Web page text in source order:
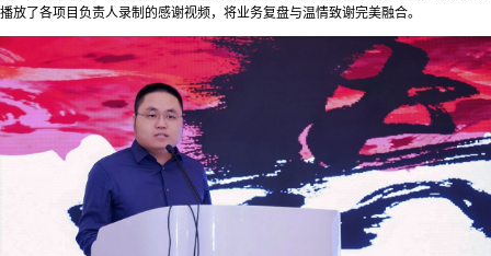
播放了各项目负责人录制的感谢视频，将业务复盘与温情致谢完美融合。